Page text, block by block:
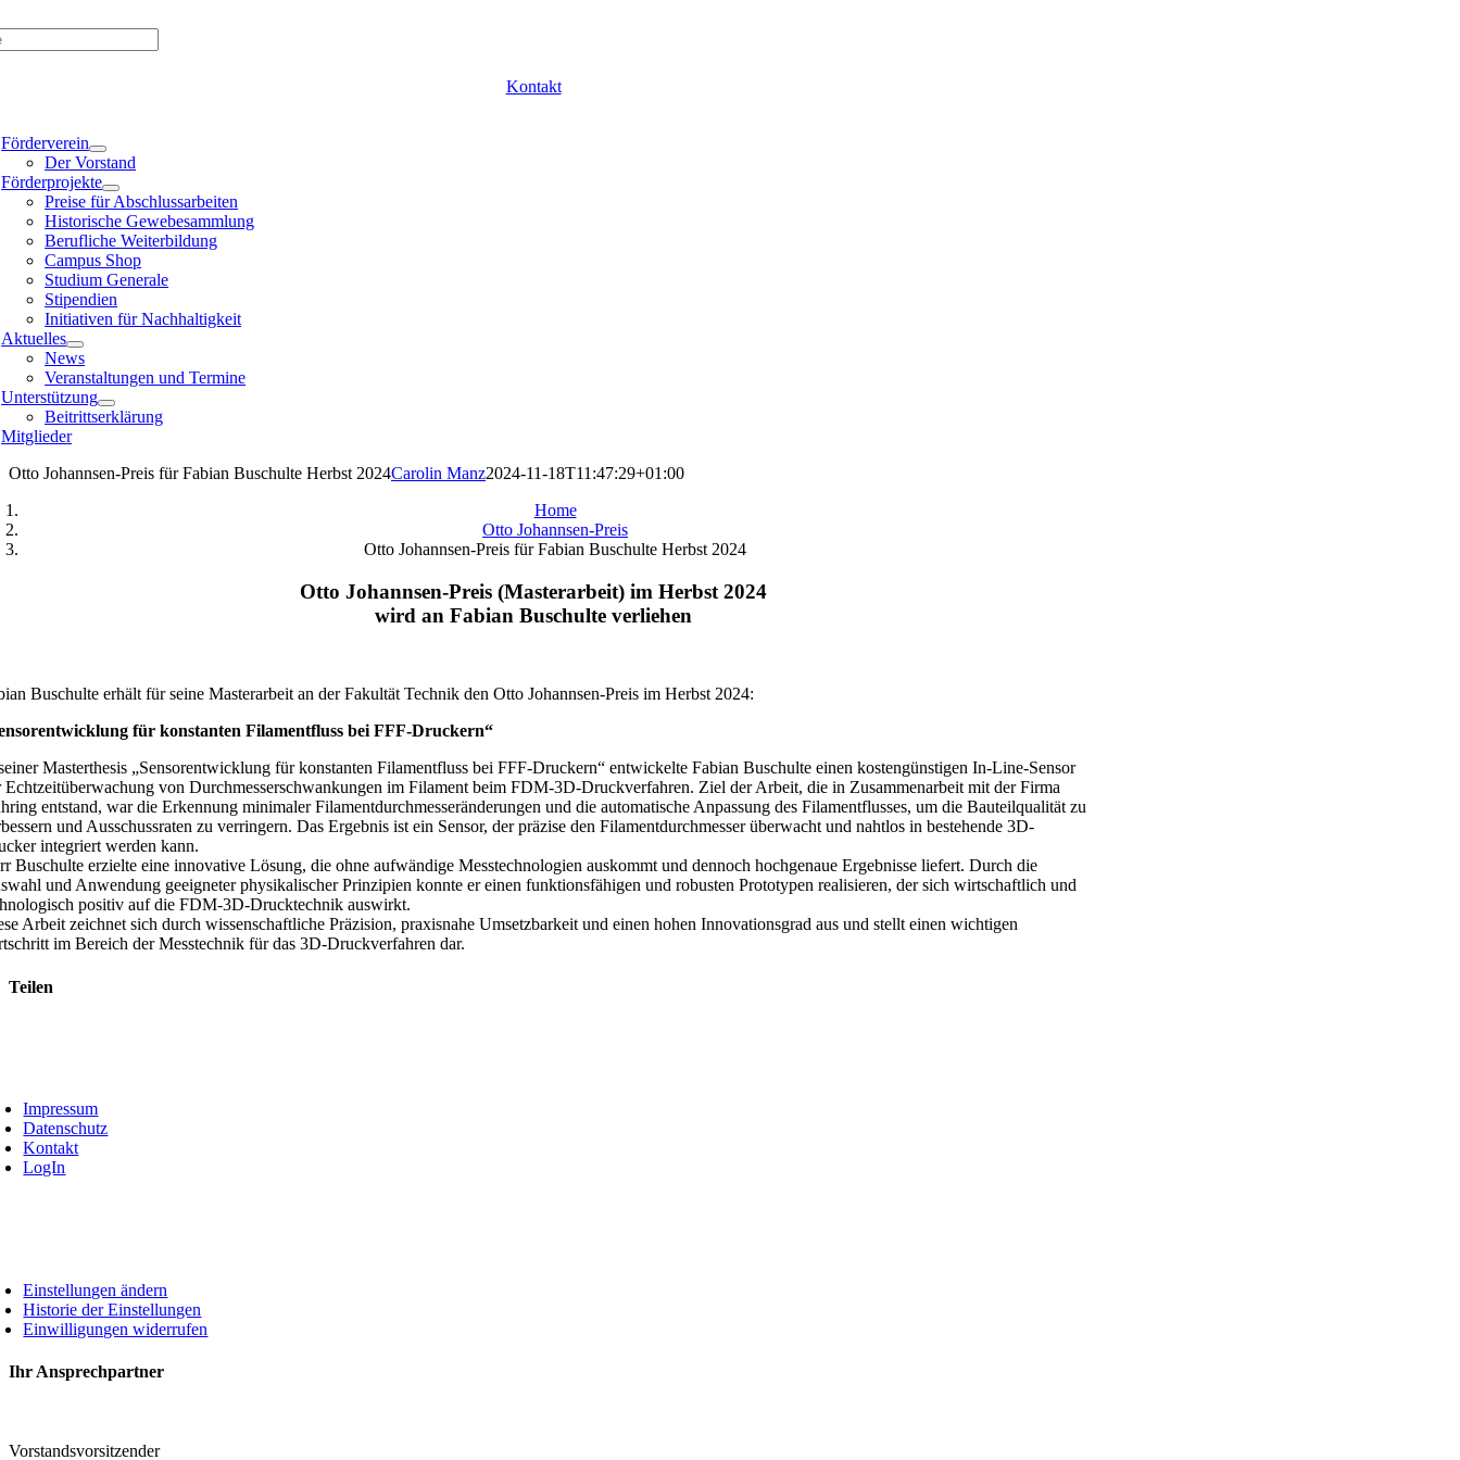
springen
Kontakt
Förderverein
Der Vorstand
Förderprojekte
Preise für Abschlussarbeiten
Historische Gewebesammlung
Berufliche Weiterbildung
Campus Shop
Studium Generale
Stipendien
Initiativen für Nachhaltigkeit
Aktuelles
News
Veranstaltungen und Termine
Unterstützung
Beitrittserklärung
Mitglieder
Otto Johannsen-Preis für Fabian Buschulte Herbst 2024Carolin Manz2024-11-18T11:47:29+01:00
Home
Otto Johannsen-Preis
Otto Johannsen-Preis für Fabian Buschulte Herbst 2024
Otto Johannsen-Preis (Masterarbeit) im Herbst 2024
wird an Fabian Buschulte verliehen
Buschulte erhält für seine Masterarbeit an der Fakultät Technik den Otto Johannsen-Preis im Herbst 2024:
für konstanten Filamentfluss bei FFF-Druckern“
Masterthesis „Sensorentwicklung für konstanten Filamentfluss bei FFF-Druckern“ entwickelte Fabian Buschulte einen kostengünstigen In-Line-Sensor
Echtzeitüberwachung von Durchmesserschwankungen im Filament beim FDM-3D-Druckverfahren. Ziel der Arbeit, die in Zusammenarbeit mit der Firma
entstand, war die Erkennung minimaler Filamentdurchmesseränderungen und die automatische Anpassung des Filamentflusses, um die Bauteilqualität zu
und Ausschussraten zu verringern. Das Ergebnis ist ein Sensor, der präzise den Filamentdurchmesser überwacht und nahtlos in bestehende 3D-
integriert werden kann.
Buschulte erzielte eine innovative Lösung, die ohne aufwändige Messtechnologien auskommt und dennoch hochgenaue Ergebnisse liefert. Durch die
und Anwendung geeigneter physikalischer Prinzipien konnte er einen funktionsfähigen und robusten Prototypen realisieren, der sich wirtschaftlich und
positiv auf die FDM-3D-Drucktechnik auswirkt.
Arbeit zeichnet sich durch wissenschaftliche Präzision, praxisnahe Umsetzbarkeit und einen hohen Innovationsgrad aus und stellt einen wichtigen
im Bereich der Messtechnik für das 3D-Druckverfahren dar.
Teilen
Impressum
Datenschutz
Kontakt
LogIn
Einstellungen ändern
Historie der Einstellungen
Einwilligungen widerrufen
Toggle
Ihr Ansprechpartner
Vorstandsvorsitzender